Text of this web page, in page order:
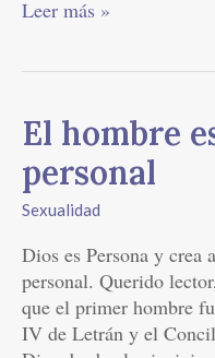
Leer más »
El hombre
personal
Sexualidad
Dios es Persona y crea
personal. Querido
que el primer hombre
IV de Letrán y el
El
hombre
es
un
personal